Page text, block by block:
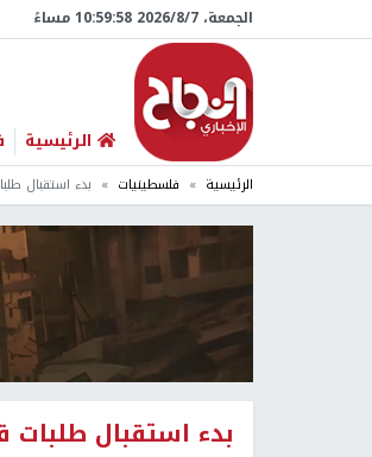
الجمعة، 7/‏8/‏2026 10:59:59 مساءً
الرئيسية
الرئيسية فلسطينيات بدء استقبال
بدء استقبال طلبات